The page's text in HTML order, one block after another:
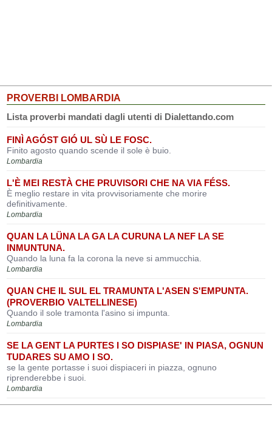
PROVERBI LOMBARDIA
Lista proverbi mandati dagli utenti di Dialettando.com
FINÌ AGÓST GIÓ UL SÙ LE FOSC.
Finito agosto quando scende il sole è buio.
Lombardia
L'È MEI RESTÀ CHE PRUVISORI CHE NA VIA FÉSS.
È meglio restare in vita provvisoriamente che morire
definitivamente.
Lombardia
QUAN LA LÜNA LA GA LA CURUNA LA NEF LA SE
INMUNTUNA.
Quando la luna fa la corona la neve si ammucchia.
Lombardia
QUAN CHE IL SUL EL TRAMUNTA L'ASEN S'EMPUNTA.
(PROVERBIO VALTELLINESE)
Quando il sole tramonta l'asino si impunta.
Lombardia
SE LA GENT LA PURTES I SO DISPIASE' IN PIASA, OGNUN
TUDARES SU AMO I SO.
se la gente portasse i suoi dispiaceri in piazza, ognuno
riprenderebbe i suoi.
Lombardia